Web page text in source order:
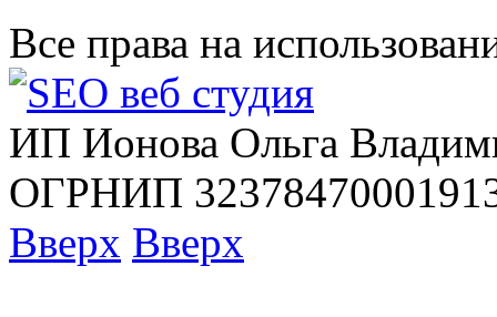
Все права на
ИП Ионова Ольга
ОГРНИП
Вверх Вверх